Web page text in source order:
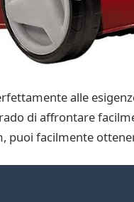
alle
di affrontare
puoi facilmente